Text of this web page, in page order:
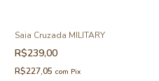
Saia Cruzada MILITARY
R$239,00
R$227,05 com Pix